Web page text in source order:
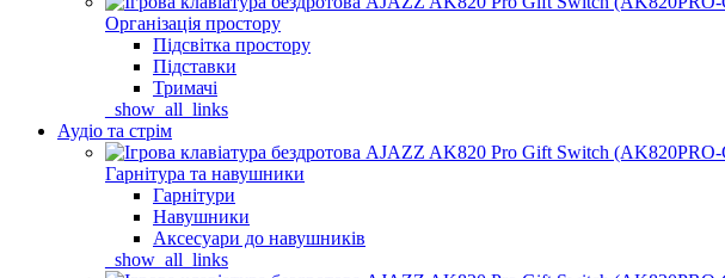
Організація простору
Підсвітка простору
Підставки
Тримачі
_show_all_links
Аудіо та стрім
Гарнітура та навушники
Гарнітури
Навушники
Аксесуари до навушників
_show_all_links